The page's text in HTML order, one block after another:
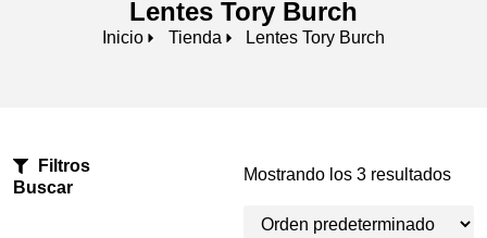
Lentes Tory Burch
Inicio Tienda Lentes Tory Burch
Filtros
Buscar
Mostrando los 3 resultados